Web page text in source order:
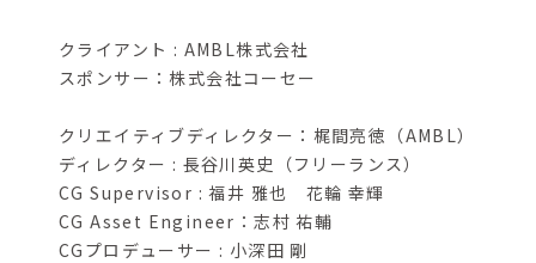
クライアント : AMBL株式会社
スポンサー：株式会社コーセー
クリエイティブディレクター：梶間亮徳（AMBL）
ディレクター : 長谷川英史（フリーランス）
CG Supervisor : 福井 雅也 花輪 幸輝
CG Asset Engineer：志村 祐輔
CGプロデューサー : 小深田 剛